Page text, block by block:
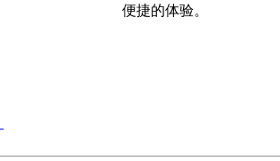
便捷的体验。